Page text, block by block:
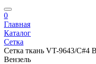
0
Главная
Каталог
Сетка
Сетка ткань VT-9643/
Вензель